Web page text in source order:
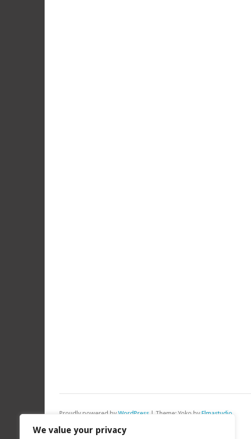
We value your privacy
Proudly powered by WordPress | Theme: Yoko by Elmastudio